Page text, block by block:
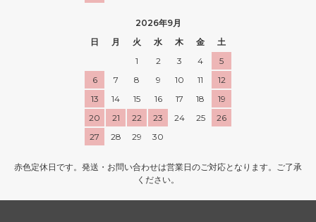
2026年9月
日
月 火 水 木 金
土
1
2 3 4
5
6
7 8 9 10 11
12
13
14 15 16 17 18
19
20
21 22 23 24 25
26
27
28 29 30
赤色定休日です。発送・お問い合わせは営業日のご対応となります。ご了承
ください。